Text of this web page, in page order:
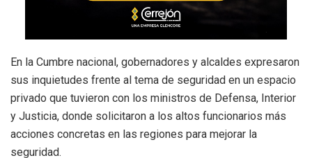
En la Cumbre nacional, gobernadores y alcaldes expresaron
sus inquietudes frente al tema de seguridad en un espacio
privado que tuvieron con los ministros de Defensa, Interior
y Justicia, donde solicitaron a los altos funcionarios más
acciones concretas en las regiones para mejorar la
seguridad.